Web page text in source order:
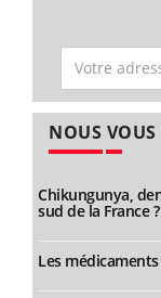
NOUS
Chikungunya,
sud de la France ?
Les